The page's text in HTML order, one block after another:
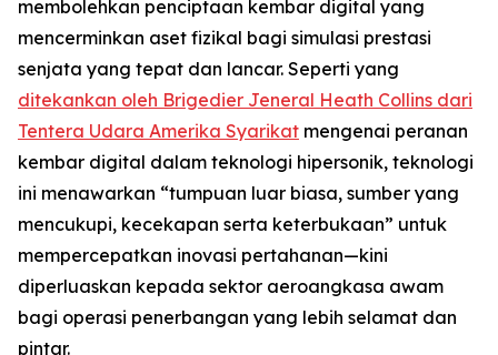
membolehkan penciptaan kembar digital yang
mencerminkan aset fizikal bagi simulasi prestasi
senjata yang tepat dan lancar. Seperti yang
ditekankan oleh Brigedier Jeneral Heath Collins dari
Tentera Udara Amerika Syarikat mengenai peranan
kembar digital dalam teknologi hipersonik, teknologi
ini menawarkan “tumpuan luar biasa, sumber yang
mencukupi, kecekapan serta keterbukaan” untuk
mempercepatkan inovasi pertahanan—kini
diperluaskan kepada sektor aeroangkasa awam
bagi operasi penerbangan yang lebih selamat dan
pintar.